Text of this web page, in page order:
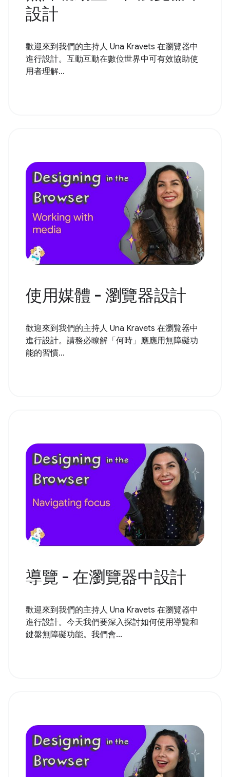
設計
歡迎來到我們的主持人 Una Kravets 在瀏覽器中
進行設計。互動互動在數位世界中可有效協助使
用者理解...
使用媒體 - 瀏覽器設計
歡迎來到我們的主持人 Una Kravets 在瀏覽器中
進行設計。請務必瞭解「何時」應應用無障礙功
能的習慣...
導覽 - 在瀏覽器中設計
歡迎來到我們的主持人 Una Kravets 在瀏覽器中
進行設計。今天我們要深入探討如何使用導覽和
鍵盤無障礙功能。我們會...